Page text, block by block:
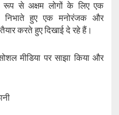
रूप से अक्षम लोगों के लिए एक
निभाते हुए एक मनोरंजक और
करते हुए दिखाई दे रहे हैं।
मीडिया पर साझा किया और